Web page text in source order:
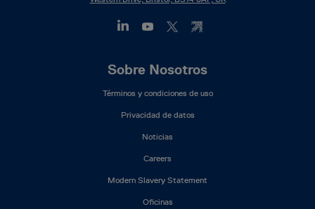
Sobre Nosotros
Términos y condiciones de uso
Privacidad de datos
Noticias
Careers
Modern Slavery Statement
Oficinas